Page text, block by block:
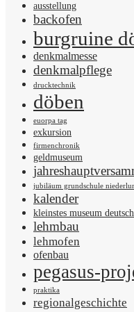
ausstellung
backofen
burgruine
denkmalmesse
denkmalpflege
drucktechnik
döben
euorpa tag
exkursion
firmenchronik
geldmuseum
jubiläum grundschule
kalender
kleinstes museum
lehmbau
lehmofen
ofenbau
pegasus-
praktika
regionalgeschichte